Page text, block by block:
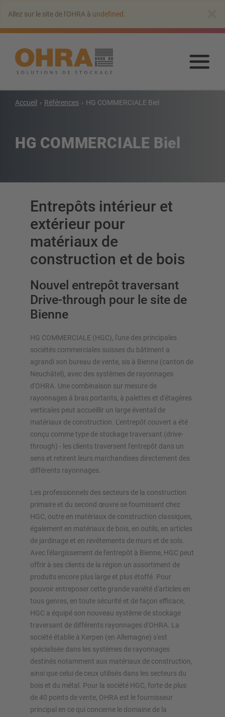
contenu
Allez sur le site de l'OHRA à undefined
Accueil Références HG COMMERCIALE Biel
HG COMMERCIALE Biel
Entrepôts intérieur et
extérieur pour
matériaux de
construction et de bois
Nouvel entrepôt traversant
Drive-through pour le site de
Bienne
HG COMMERCIALE (HGC), l'une des principales
sociétés commerciales suisses du bâtiment a
agrandi son bureau de vente, sis à Bienne (canton de
Neuchâtel), avec des systèmes de rayonnages
d'OHRA. Une combinaison sur mesure de
rayonnages à bras portants, à palettes et d'étagères
verticales peut accueillir un large éventail de
matériaux de construction. L'entrepôt couvert a été
conçu comme type de stockage traversant (drive-
through) - les clients traversent l'entrepôt dans un
sens et retirent leurs marchandises directement des
différents rayonnages.
Les professionnels des secteurs de la construction
primaire et du second œuvre se fournissent chez
HGC, outre en matériaux de construction classiques,
également en matériaux de bois, en outils, en articles
de jardinage et en revêtements de murs et de sols.
Avec l'élargissement de l'entrepôt à Bienne, HGC peut
offrir à ses clients de la région un assortiment de
produits encore plus large et plus étoffé. Pour
pouvoir entreposer cette grande variété d'articles en
tous genres, en toute sécurité et de façon efficace,
HGC a équipé son nouveau système de stockage
traversant de différents rayonnages d'OHRA. La
société établie à Kerpen (en Allemagne) s'est
spécialisée dans les systèmes de rayonnages
destinés notamment aux matériaux de construction,
ainsi que celui de ceux utilisés dans les secteurs du
bois et du métal. Pour la société HGC, forte de plus
de 40 points de vente, OHRA est le fournisseur
principal en ce qui concerne le domaine de la
Rayonnages cantilever simple face
Rayonnage cantilever pour charges longues
Autres rayonnage cantilever
APERÇU DES SYSTÈMES DE
STOCKAGE
Rayonnages mobiles
Stockage automatique
Hall de rayonnages
Mezzanines
Rayonnage vertical
Planifiez votre système de rayonnage individuellement avec
nos configurateurs – y compris la demande directe
Configurer le rayonnage maintenant